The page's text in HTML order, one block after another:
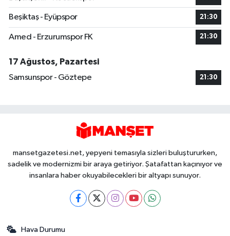
Beşiktaş - Eyüpspor 21:30
Amed - Erzurumspor FK 21:30
17 Ağustos, Pazartesi
Samsunspor - Göztepe
21:30
mansetgazetesi.net, yepyeni temasıyla sizleri buluştururken,
sadelik ve modernizmi bir araya getiriyor. Şatafattan kaçınıyor ve
insanlara haber okuyabilecekleri bir altyapı sunuyor.
Hava Durumu